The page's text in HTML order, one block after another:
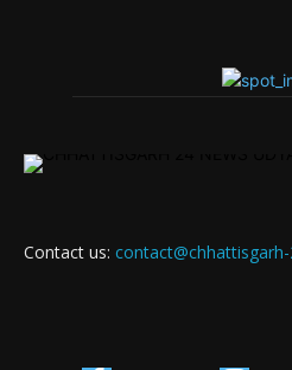
Contact us: